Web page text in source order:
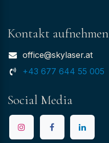
Kontakt aufnehmen
office@skylaser.at
+43 677 644 55 005
Social Media